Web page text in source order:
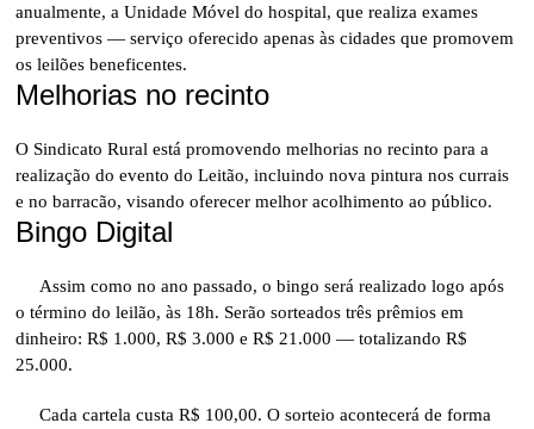
anualmente, a Unidade Móvel do hospital, que realiza exames
preventivos — serviço oferecido apenas às cidades que promovem
os leilões beneficentes.
Melhorias no recinto
O Sindicato Rural está promovendo melhorias no recinto para a
realização do evento do Leitão, incluindo nova pintura nos currais
e no barracão, visando oferecer melhor acolhimento ao público.
Bingo Digital
Assim como no ano passado, o bingo será realizado logo após
o término do leilão, às 18h. Serão sorteados três prêmios em
dinheiro: R$ 1.000, R$ 3.000 e R$ 21.000 — totalizando R$
25.000.
Cada cartela custa R$ 100,00. O sorteio acontecerá de forma